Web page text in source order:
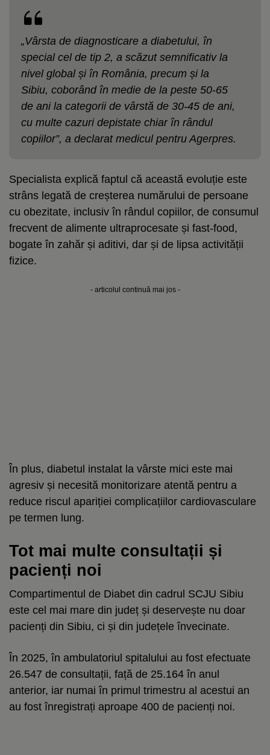
„Vârsta de diagnosticare a diabetului, în
special cel de tip 2, a scăzut semnificativ la
nivel global și în România, precum și la
Sibiu, coborând în medie de la peste 50-65
de ani la categorii de vârstă de 30-45 de ani,
cu multe cazuri depistate chiar în rândul
copiilor”, a declarat medicul pentru Agerpres.
Specialista explică faptul că această evoluție este
strâns legată de creșterea numărului de persoane
cu obezitate, inclusiv în rândul copiilor, de consumul
frecvent de alimente ultraprocesate și fast-food,
bogate în zahăr și aditivi, dar și de lipsa activității
fizice.
- articolul continuă mai jos -
În plus, diabetul instalat la vârste mici este mai
agresiv și necesită monitorizare atentă pentru a
reduce riscul apariției complicațiilor cardiovasculare
pe termen lung.
Tot mai multe consultații și
pacienți noi
Compartimentul de Diabet din cadrul SCJU Sibiu
este cel mai mare din județ și deservește nu doar
pacienți din Sibiu, ci și din județele învecinate.
În 2025, în ambulatoriul spitalului au fost efectuate
26.547 de consultații, față de 25.164 în anul
anterior, iar numai în primul trimestru al acestui an
au fost înregistrați aproape 400 de pacienți noi.